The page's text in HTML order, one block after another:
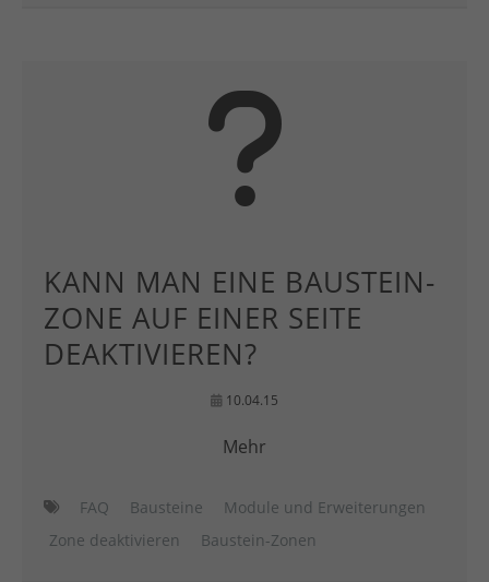
KANN MAN EINE BAUSTEIN-
ZONE AUF EINER SEITE
DEAKTIVIEREN?
10.04.15
Mehr
FAQ Bausteine
Module und Erweiterungen
Zone deaktivieren
Baustein-Zonen